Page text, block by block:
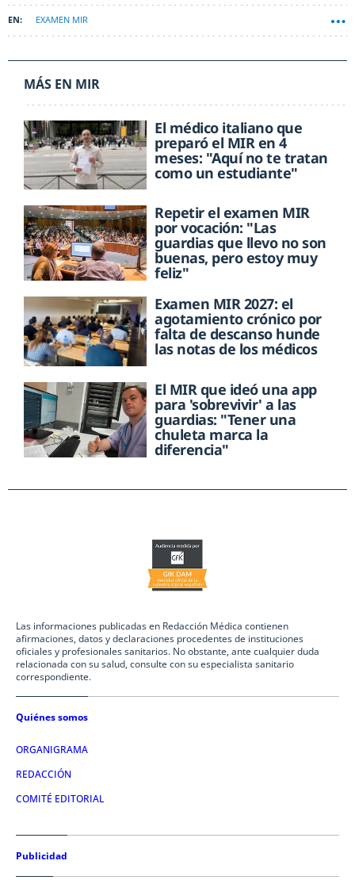
EXAMEN MIR
MÁS EN MIR
El médico italiano que
preparó el MIR en 4
meses: "Aquí no te tratan
como un estudiante"
Repetir el examen MIR
por vocación: "Las
guardias que llevo no son
buenas, pero estoy muy
feliz"
Examen MIR 2027: el
agotamiento crónico por
falta de descanso hunde
las notas de los médicos
El MIR que ideó una app
para 'sobrevivir' a las
guardias: "Tener una
chuleta marca la
diferencia"
Las informaciones publicadas en Redacción Médica contienen
afirmaciones, datos y declaraciones procedentes de instituciones
oficiales y profesionales sanitarios. No obstante, ante cualquier duda
relacionada con su salud, consulte con su especialista sanitario
correspondiente.
Quiénes somos
ORGANIGRAMA
REDACCIÓN
COMITÉ EDITORIAL
Publicidad